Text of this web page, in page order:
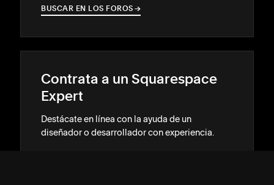
BUSCAR EN LOS FOROS →
→
Contrata a un Squarespace
Expert
Destácate en línea con la ayuda de un
diseñador o desarrollador con experiencia.